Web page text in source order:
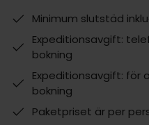
Minimum slutstäd
Expeditionsavgift:
bokning
Expeditionsavgift: för
bokning
Paketpriset är per